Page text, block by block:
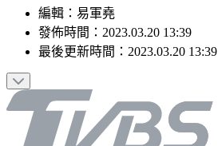
編輯 ： 易軍堯
發佈時間： 2023.03.20 13:39
最後更新時間： 2023.03.20 13:39